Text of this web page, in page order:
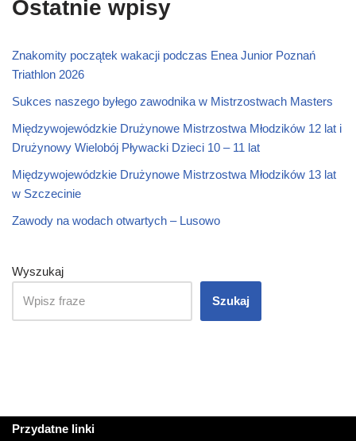
Ostatnie wpisy
Znakomity początek wakacji podczas Enea Junior Poznań
Triathlon 2026
Sukces naszego byłego zawodnika w Mistrzostwach Masters
Międzywojewódzkie Drużynowe Mistrzostwa Młodzików 12 lat i
Drużynowy Wielobój Pływacki Dzieci 10 – 11 lat
Międzywojewódzkie Drużynowe Mistrzostwa Młodzików 13 lat
w Szczecinie
Zawody na wodach otwartych – Lusowo
Wyszukaj
Szukaj
Przydatne linki